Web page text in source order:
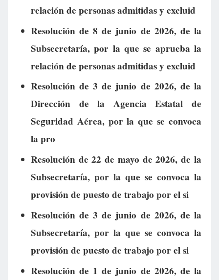
relación de personas admitidas y excluid
Resolución de 8 de junio de 2026, de la
Subsecretaría, por la que se aprueba la
relación de personas admitidas y excluid
Resolución de 3 de junio de 2026, de la
Dirección de la Agencia Estatal de
Seguridad Aérea, por la que se convoca
la pro
Resolución de 22 de mayo de 2026, de la
Subsecretaría, por la que se convoca la
provisión de puesto de trabajo por el si
Resolución de 3 de junio de 2026, de la
Subsecretaría, por la que se convoca la
provisión de puesto de trabajo por el si
Resolución de 1 de junio de 2026, de la